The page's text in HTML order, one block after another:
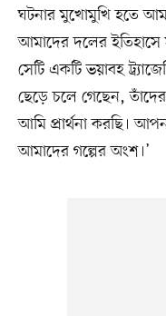
ঘটনার মুখোমুখি হতে
আমাদের দলের
সেটি একটি ভয়াবহ
ছেড়ে চলে গেছেন,
আমি প্রার্থনা করছি।
আমাদের গল্পের অংশ।’